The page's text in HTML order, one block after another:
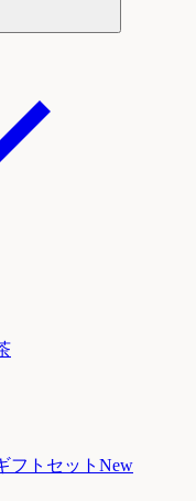
フトセットNew